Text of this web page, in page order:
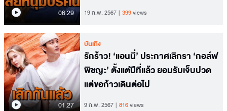
06.29 19 ก.พ. 2567 399views
01.27
บันเทิง
รักร้าว! ‘แอนนี่’ ประกาศเลิกรา ‘กอล์ฟ
พิชญะ’ ตั้งแต่ปีที่แล้ว ยอมรับเจ็บปวด
แต่ขอก้าวเดินต่อไป
9 ก.พ. 2567 816views